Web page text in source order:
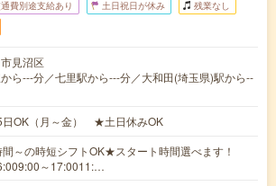
費別途支給あり 土日祝日が休み 残業なし
見沼区
ら---分／七里駅から---分／大和田(埼玉県)駅から--
日OK（月～金） ★土日休みOK
～の時短シフトOK★スタート時間選べます！
～17:0011:…